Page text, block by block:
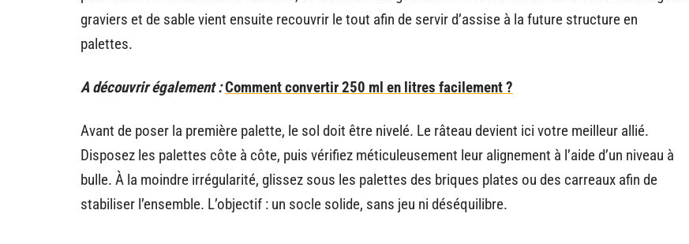
graviers et de sable vient ensuite recouvrir le tout afin de servir d’assise à la future structure en
palettes.
A découvrir également :Comment convertir 250 ml en litres facilement ?
Avant de poser la première palette, le sol doit être nivelé. Le râteau devient ici votre meilleur allié.
Disposez les palettes côte à côte, puis vérifiez méticuleusement leur alignement à l’aide d’un niveau à
bulle. À la moindre irrégularité, glissez sous les palettes des briques plates ou des carreaux afin de
stabiliser l’ensemble. L’objectif : un socle solide, sans jeu ni déséquilibre.